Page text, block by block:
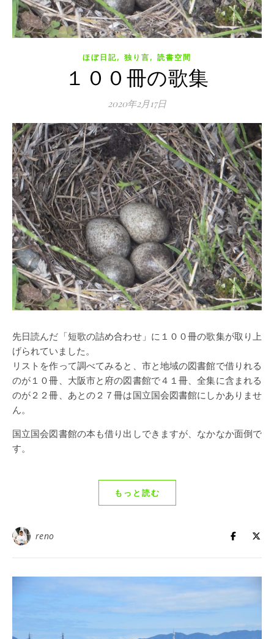
ほぼ日記, 独り言, 読書空間
１００冊の歌集
2020年2月17日
先日読んだ「短歌の詰め合わせ」に１００冊の歌集が取り上
げられていました。
リストを作って調べてみると、市と地域の図書館で借りれる
のが１０冊、大阪市と府の図書館で４１冊、全集に含まれる
のが２２冊、あとの２７冊は国立国会図書館にしかありませ
ん。
国立国会図書館の本も借り出しできますが、なかなか面倒で
す。
もっと読む
reno